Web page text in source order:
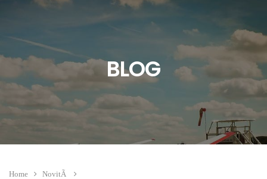
BLOG
Home NovitÃ